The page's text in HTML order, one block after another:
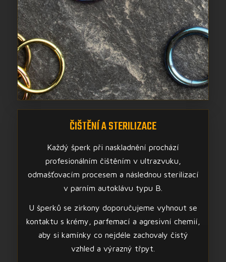
ČIŠTĚNÍ A STERILIZACE
Každý šperk při naskladnění prochází
profesionálním čištěním v ultrazvuku,
odmašťovacím procesem a následnou sterilizací
v parním autoklávu typu B.
U šperků se zirkony doporučujeme vyhnout se
kontaktu s krémy, parfemací a agresivní chemií,
aby si kamínky co nejdéle zachovaly čistý
vzhled a výrazný třpyt.